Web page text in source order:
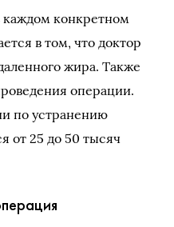
каждом конкретном
в том, что доктор
жира. Также
операции.
по устранению
от 25 до 50 тысяч